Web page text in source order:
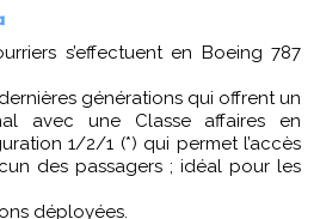
générations qui offrent un
avec une Classe affaires en
1/2/1 (*) qui permet l’accès
des passagers ; idéal pour les
déployées.